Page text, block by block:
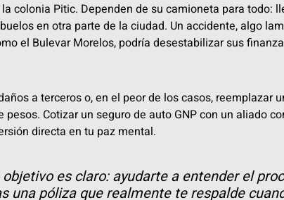
colonia Pitic. Dependen de su camioneta para todo:
en otra parte de la ciudad. Un accidente, algo
el Bulevar Morelos, podría desestabilizar sus
a terceros o, en el peor de los casos, reemplazar
Cotizar un seguro de auto GNP con un aliado
directa en tu paz mental.
objetivo es claro: ayudarte a entender el
una póliza que realmente te respalde